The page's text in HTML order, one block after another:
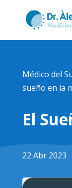
Médico del
sueño en la
El
22 Abr 2023